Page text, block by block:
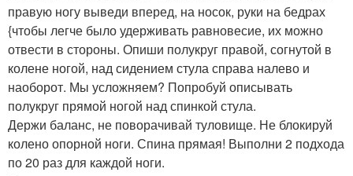
правую ногу выведи вперед, на носок, руки на бедрах
{чтобы легче было удерживать равновесие, их можно
отвести в стороны. Опиши полукруг правой, согнутой в
колене ногой, над сидением стула справа налево и
наоборот. Мы усложняем? Попробуй описывать
полукруг прямой ногой над спинкой стула.
Держи баланс, не поворачивай туловище. Не блокируй
колено опорной ноги. Спина прямая! Выполни 2 подхода
по 20 раз для каждой ноги.